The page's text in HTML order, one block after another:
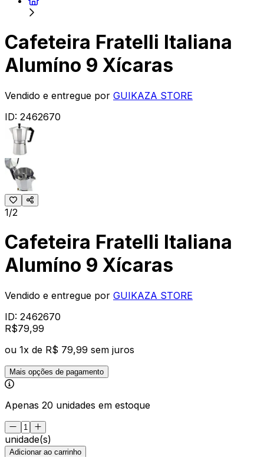
Cafeteira Fratelli Italiana
Alumíno 9 Xícaras
Vendido e entregue por GUIKAZA STORE
ID: 2462670
1/2
Cafeteira Fratelli Italiana
Alumíno 9 Xícaras
Vendido e entregue por GUIKAZA STORE
ID: 2462670
R$79,99
ou 1x de R$ 79,99 sem juros
Mais opções de pagamento
Apenas 20 unidades em estoque
unidade(s)
Adicionar ao carrinho